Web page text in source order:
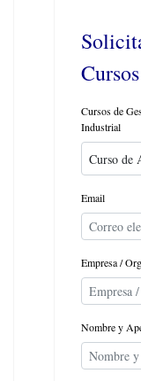
Cursos de
Industrial
Email
Empresa /
Nombre y